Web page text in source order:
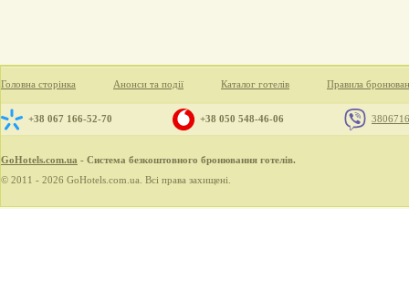
Головна сторінка Анонси та події Каталог готелів Правила
+38 067 166-52-70 +38 050 548-46-06
GoHotels.com.ua - Система безкоштовного бронювання готелів.
© 2011 - 2026 GoHotels.com.ua. Всі права захищені.